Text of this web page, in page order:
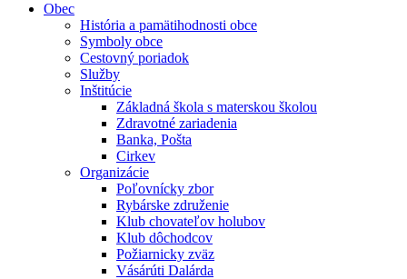
Obec
História a pamätihodnosti obce
Symboly obce
Cestovný poriadok
Služby
Inštitúcie
Základná škola s materskou školou
Zdravotné zariadenia
Banka, Pošta
Cirkev
Organizácie
Poľovnícky zbor
Rybárske združenie
Klub chovateľov holubov
Klub dôchodcov
Požiarnicky zväz
Vásárúti Dalárda